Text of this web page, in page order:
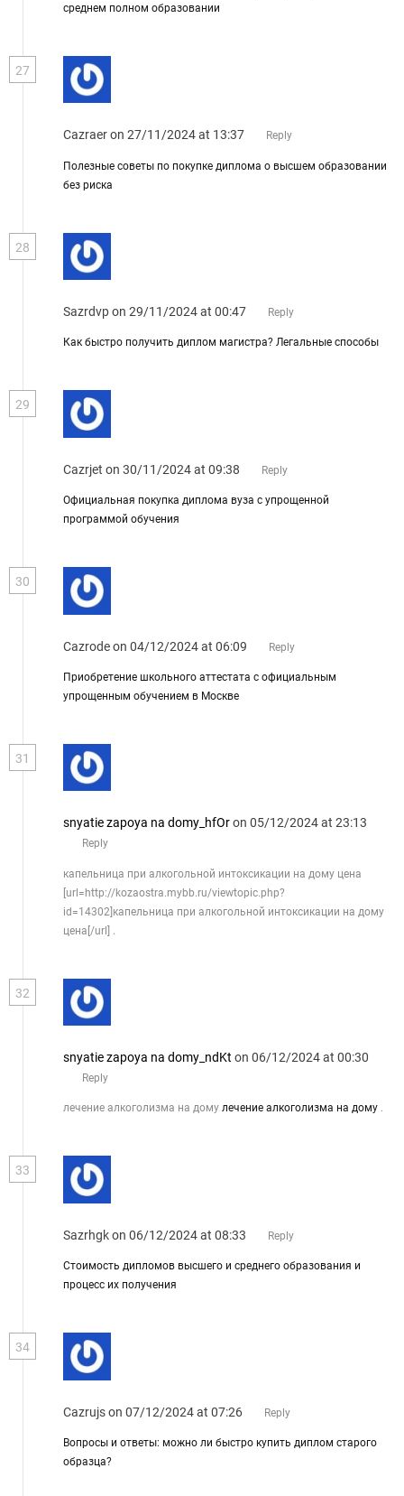
среднем полном образовании
27
Cazraeron 27/11/2024 at 13:37 Reply
Полезные советы по покупке диплома о высшем образовании
без риска
28
Sazrdvpon 29/11/2024 at 00:47 Reply
Как быстро получить диплом магистра? Легальные способы
29
Cazrjet on 30/11/2024 at 09:38 Reply
Официальная покупка диплома вуза с упрощенной
программой обучения
30
Cazrodeon 04/12/2024 at 06:09 Reply
Приобретение школьного аттестата с официальным
упрощенным обучением в Москве
31
snyatie zapoya na domy_hfOron 05/12/2024 at 23:13
Reply
капельница при алкогольной интоксикации на дому цена
[url=http://kozaostra.mybb.ru/viewtopic.php?
id=14302]капельница при алкогольной интоксикации на дому
цена[/url] .
32
snyatie zapoya na domy_ndKt on 06/12/2024 at 00:30
Reply
лечение алкоголизма на дому лечение алкоголизма на дому .
33
Sazrhgkon 06/12/2024 at 08:33 Reply
Стоимость дипломов высшего и среднего образования и
процесс их получения
34
Cazrujson 07/12/2024 at 07:26 Reply
Вопросы и ответы: можно ли быстро купить диплом старого
образца?